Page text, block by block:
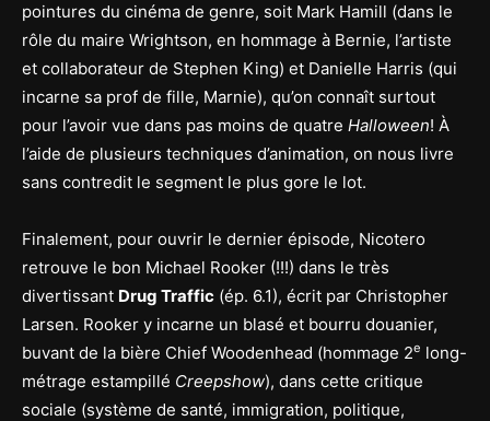
pointures du cinéma de genre, soit Mark Hamill (dans le
rôle du maire Wrightson, en hommage à Bernie, l’artiste
et collaborateur de Stephen King) et Danielle Harris (qui
incarne sa prof de fille, Marnie), qu’on connaît surtout
pour l’avoir vue dans pas moins de quatre Halloween! À
l’aide de plusieurs techniques d’animation, on nous livre
sans contredit le segment le plus gore le lot.
Finalement, pour ouvrir le dernier épisode, Nicotero
retrouve le bon Michael Rooker (!!!) dans le très
divertissant Drug Traffic (ép. 6.1), écrit par Christopher
Larsen. Rooker y incarne un blasé et bourru douanier,
buvant de la bière Chief Woodenhead (hommage 2e long-
métrage estampillé Creepshow), dans cette critique
sociale (système de santé, immigration, politique,